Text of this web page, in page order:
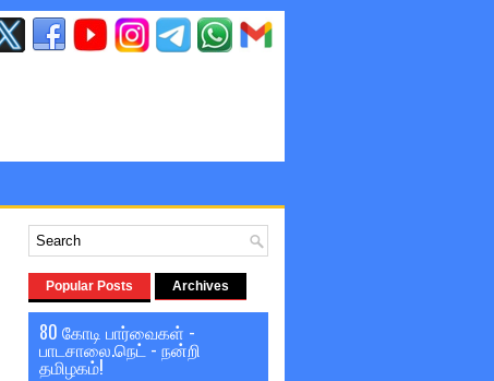
Popular Posts Archives
80 கோடி பார்வைகள் -
பாடசாலை.நெட் - நன்றி
தமிழகம்!